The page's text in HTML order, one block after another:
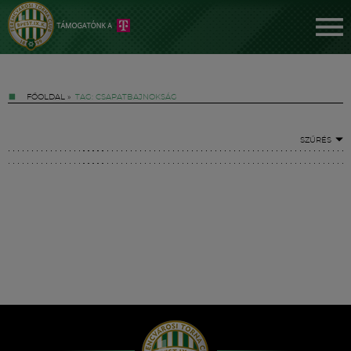
FŐOLDAL » TAG: CSAPATBAJNOKSÁG
SZŰRÉS
Hírek